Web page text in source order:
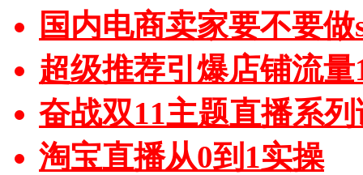
国内电商卖家要不要做
超级推荐引爆店铺流量
奋战双11主题直播系列
淘宝直播从0到1实操